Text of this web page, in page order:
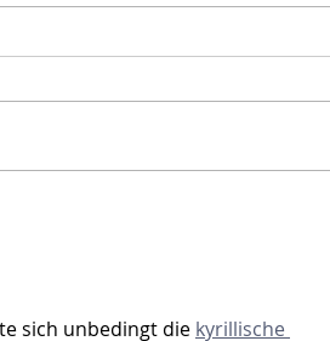
sich unbedingt die kyrillische